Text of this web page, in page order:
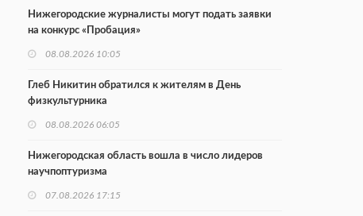
Нижегородские журналисты могут подать заявки
на конкурс «Пробация»
08.08.2026 10:05
Глеб Никитин обратился к жителям в День
физкультурника
08.08.2026 06:05
Нижегородская область вошла в число лидеров
научпоптуризма
07.08.2026 17:15